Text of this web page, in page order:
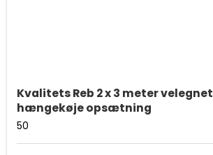
Kvalitets Reb 2 x 3 meter
hængekøje opsætning
50